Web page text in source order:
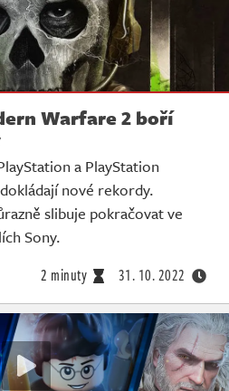
Warfare 2 boří
a PlayStation
nové rekordy.
slibuje pokračovat ve
Sony.
2 minuty 31. 10. 2022